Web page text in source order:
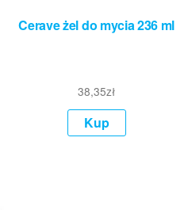
Cerave żel do mycia 236 ml
38,35zł
Kup